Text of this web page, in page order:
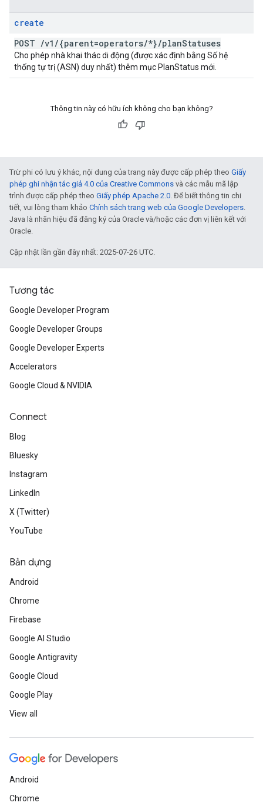
create
POST /v1 /{parent=operators/*}/planStatuses
Cho phép nhà khai thác di động (được xác định bằng Số hệ
thống tự trị (ASN) duy nhất) thêm mục PlanStatus mới.
Thông tin này có hữu ích không cho bạn không?
Trừ phi có lưu ý khác, nội dung của trang này được cấp phép theo Giấy
phép ghi nhận tác giả 4.0 của Creative Commons và các mẫu mã lập
trình được cấp phép theo Giấy phép Apache 2.0. Để biết thông tin chi
tiết, vui lòng tham khảo Chính sách trang web của Google Developers.
Java là nhãn hiệu đã đăng ký của Oracle và/hoặc các đơn vị liên kết với
Oracle.
Cập nhật lần gần đây nhất: 2025-07-26 UTC.
Tương tác
Google Developer Program
Google Developer Groups
Google Developer Experts
Accelerators
Google Cloud & NVIDIA
Connect
Blog
Bluesky
Instagram
LinkedIn
X (Twitter)
YouTube
Bản dựng
Android
Chrome
Firebase
Google AI Studio
Google Antigravity
Google Cloud
Google Play
View all
Android
Chrome